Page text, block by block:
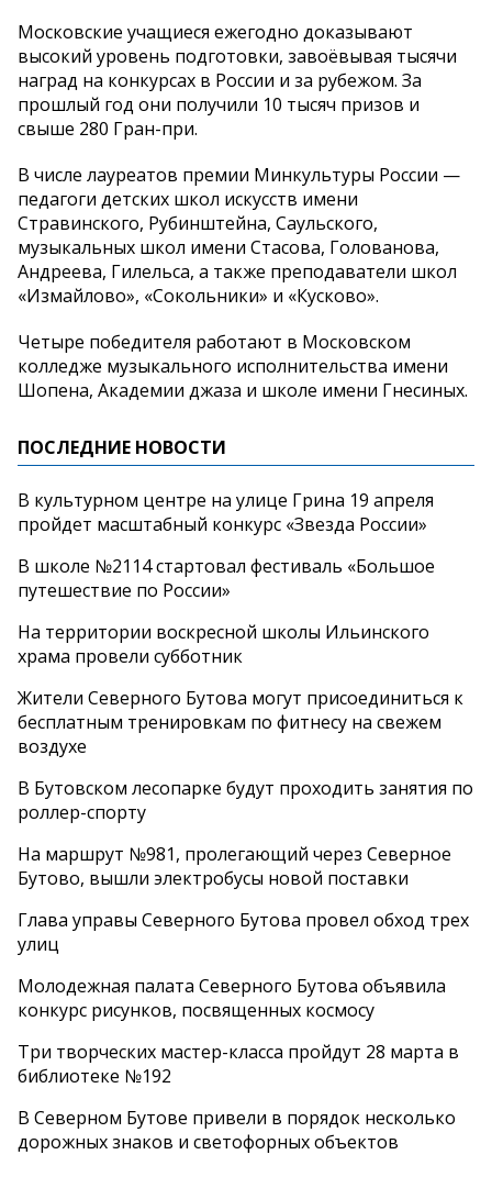
Московские учащиеся ежегодно доказывают
высокий уровень подготовки, завоёвывая тысячи
наград на конкурсах в России и за рубежом. За
прошлый год они получили 10 тысяч призов и
свыше 280 Гран-при.
В числе лауреатов премии Минкультуры России —
педагоги детских школ искусств имени
Стравинского, Рубинштейна, Саульского,
музыкальных школ имени Стасова, Голованова,
Андреева, Гилельса, а также преподаватели школ
«Измайлово», «Сокольники» и «Кусково».
Четыре победителя работают в Московском
колледже музыкального исполнительства имени
Шопена, Академии джаза и школе имени Гнесиных.
ПОСЛЕДНИЕ НОВОСТИ
В культурном центре на улице Грина 19 апреля
пройдет масштабный конкурс «Звезда России»
В школе №2114 стартовал фестиваль «Большое
путешествие по России»
На территории воскресной школы Ильинского
храма провели субботник
Жители Северного Бутова могут присоединиться к
бесплатным тренировкам по фитнесу на свежем
воздухе
В Бутовском лесопарке будут проходить занятия по
роллер-спорту
На маршрут №981, пролегающий через Северное
Бутово, вышли электробусы новой поставки
Глава управы Северного Бутова провел обход трех
улиц
Молодежная палата Северного Бутова объявила
конкурс рисунков, посвященных космосу
Три творческих мастер-класса пройдут 28 марта в
библиотеке №192
В Северном Бутове привели в порядок несколько
дорожных знаков и светофорных объектов